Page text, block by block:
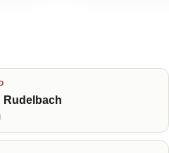
Rudelbach